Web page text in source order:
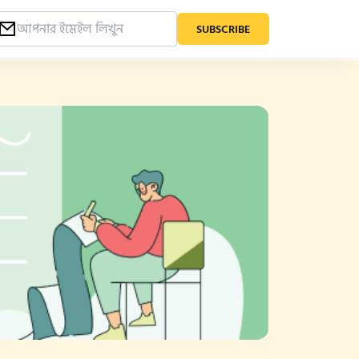
SUBSCRIBE